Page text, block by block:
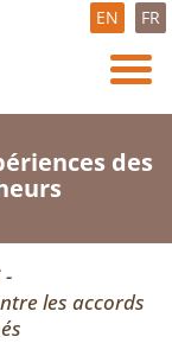
EN FR
des
-
les accords